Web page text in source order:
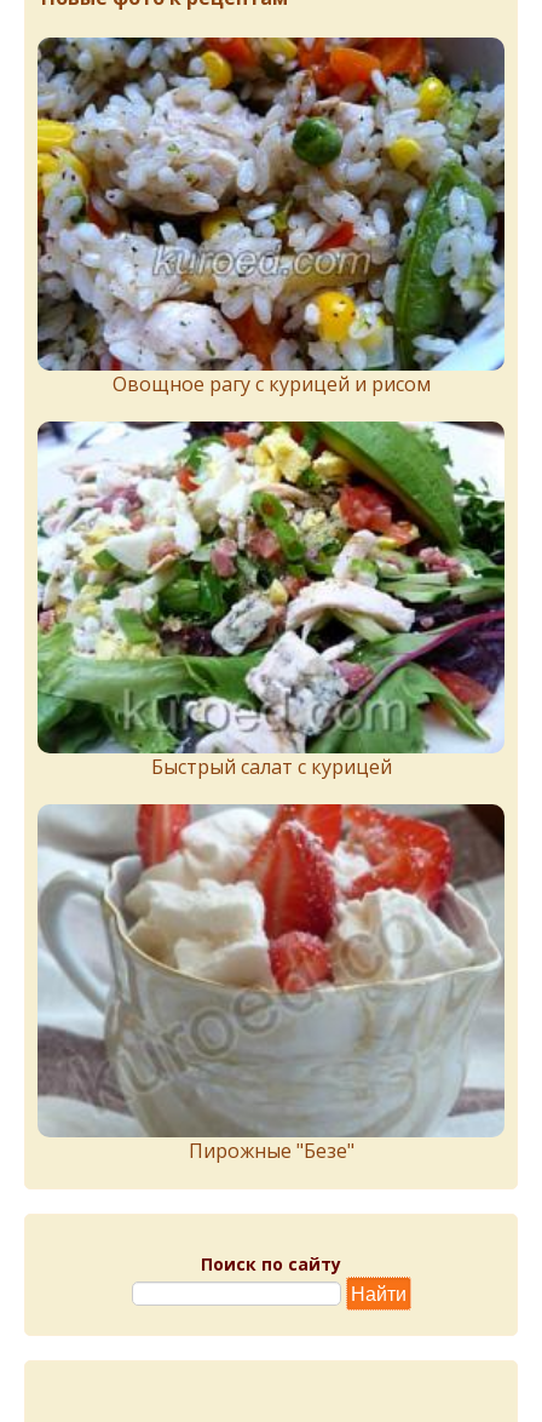
Овощное рагу с курицей и рисом
Быстрый салат с курицей
Пирожныe "Бeзe"
Поиск по сайту